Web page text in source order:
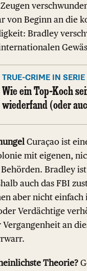
von Beginn an die
Bradley
TRUE-CRIME IN SERIE
Wie ein Top-Koch
wiederfand (oder
Curaçao ist
mit eigenen,
Bradley ist
auch das FBI
aber nicht einfach
Verdächtige
an
Theorie?